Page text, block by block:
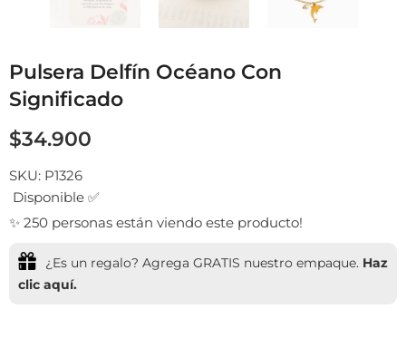
Pulsera Delfín Océano Con
Significado
$34.900
SKU: P1326
Disponible ✅
✨ 250 personas están viendo este producto!
¿Es un regalo? Agrega GRATIS nuestro empaque. Haz
clic aquí.